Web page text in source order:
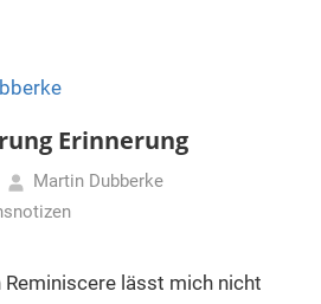
Erinnerung
Martin Dubberke
Reminiscere lässt mich nicht